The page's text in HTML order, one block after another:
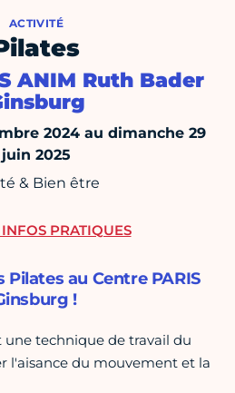
ACTIVITÉ
ANIM Ruth Bader
2024 au dimanche 29
juin 2025
& Bien être
au Centre PARIS
!
une technique de travail du
l'aisance du mouvement et la
PRATIQUES